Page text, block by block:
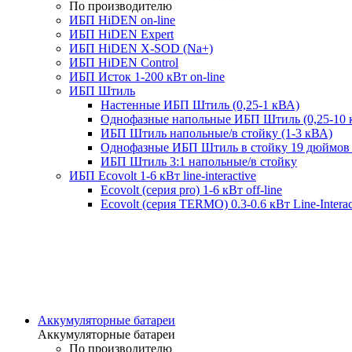
По производителю
ИБП HiDEN on-line
ИБП HiDEN Expert
ИБП HiDEN X-SOD (Na+)
ИБП HiDEN Control
ИБП Исток 1-200 кВт on-line
ИБП Штиль
Настенные ИБП Штиль (0,25-1 кВА)
Однофазные напольные ИБП Штиль (0,25-10
ИБП Штиль напольные/в стойку (1-3 кВА)
Однофазные ИБП Штиль в стойку 19
ИБП Штиль 3:1 напольные/в стойку
ИБП Ecovolt 1-6 кВт line-interactive
Ecovolt (серия pro) 1-6 кВт off-line
Ecovolt (серия TERMO) 0.3-0.6 кВт Line-
Аккумуляторные батареи
Аккумуляторные батареи
По производителю